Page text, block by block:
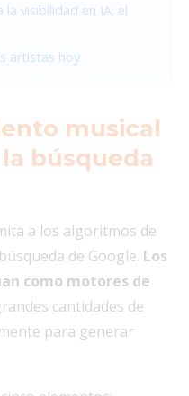
visibilidad en IA: el
artistas hoy
musical
búsqueda
a los algoritmos de
de Google. Los
como motores de
cantidades de
para generar